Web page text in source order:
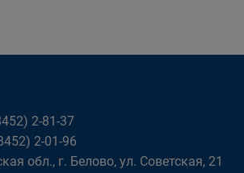
2-81-37
2-01-96
обл., г. Белово, ул. Советская, 21